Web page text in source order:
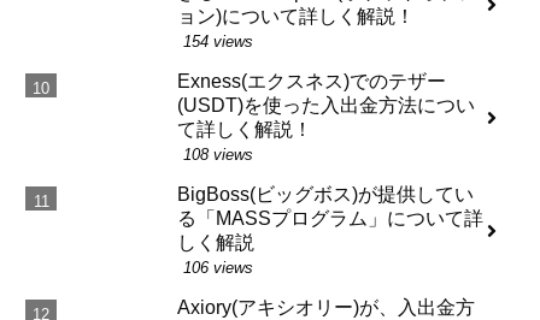
ョン)について詳しく解説！
154 views
Exness(エクスネス)でのテザー
(USDT)を使った入出金方法につい
て詳しく解説！
108 views
BigBoss(ビッグボス)が提供してい
る「MASSプログラム」について詳
しく解説
106 views
Axiory(アキシオリー)が、入出金方